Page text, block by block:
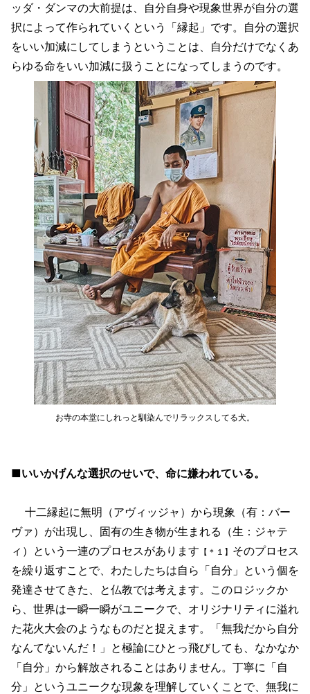
ッダ・ダンマの大前提は、自分自身や現象世界が自分の選
択によって作られていくという「縁起」です。自分の選択
をいい加減にしてしまうということは、自分だけでなくあ
らゆる命をいい加減に扱うことになってしまうのです。
お寺の本堂にしれっと馴染んでリラックスしてる犬。
■いいかげんな選択のせいで、命に嫌われている。
十二縁起に無明（アヴィッジャ）から現象（有：バー
ヴァ）が出現し、固有の生き物が生まれる（生：ジャテ
ィ）という一連のプロセスがあります 【＊１】 そのプロセス
を繰り返すことで、わたしたちは自ら「自分」という個を
発達させてきた、と仏教では考えます。このロジックか
ら、世界は一瞬一瞬がユニークで、オリジナリティに溢れ
た花火大会のようなものだと捉えます。「無我だから自分
なんてないんだ！」と極論にひとっ飛びしても、なかなか
「自分」から解放されることはありません。丁寧に「自
分」というユニークな現象を理解していくことで、無我に